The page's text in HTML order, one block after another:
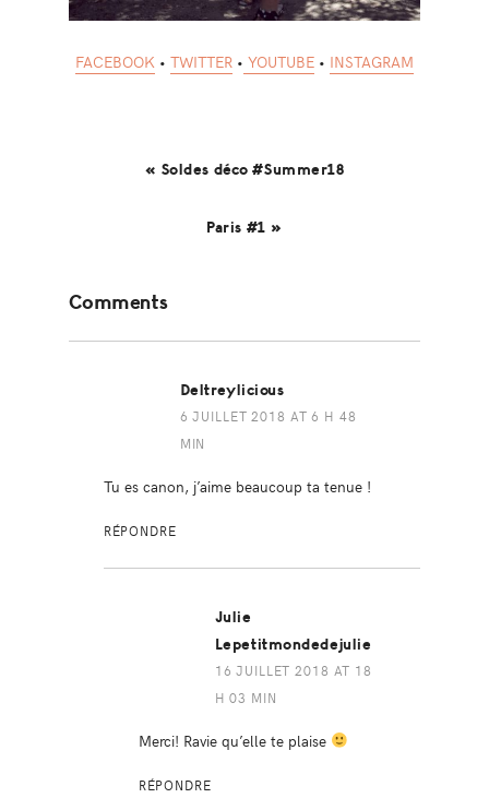
FACEBOOK • TWITTER • YOUTUBE • INSTAGRAM
« Soldes déco #Summer18
Paris #1 »
Interactions
Comments
Deltreylicious
6 JUILLET 2018 AT 6 H 48
MIN
Tu es canon, j’aime beaucoup ta tenue !
RÉPONDRE
Julie
Lepetitmondedejulie
16 JUILLET 2018 AT 18
H 03 MIN
Merci! Ravie qu’elle te plaise
RÉPONDRE